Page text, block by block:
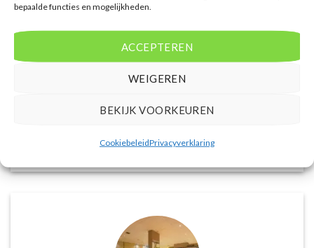
bepaalde functies en mogelijkheden.
ACCEPTEREN
WEIGEREN
BEKIJK VOORKEUREN
CookiebeleidPrivacyverklaring
luxe resorts tot budgetvriendelijke hotels, de site
zoekfilters maakten het eenvoudig om
voorkeuren en budget.
Tim Beukers/Tilburg